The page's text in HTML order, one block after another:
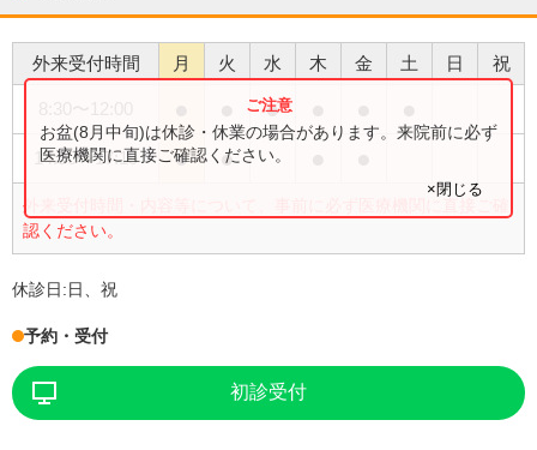
外来受付時間 月 火 水 木 金 土 日 祝
●
14:30〜17:15 ● ●
外来受付時間・内容等について、事前に必ず医療機関に直接ご確
認ください。
お盆(8月中旬)は休診・休業の場合があります。来院前に必ず
医療機関に直接ご確認ください。
×閉じる
休診日:日、祝
予約・受付
初診受付